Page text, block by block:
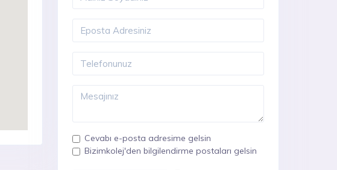
Cevabı e-posta adresime gelsin
Bizimkolej'den bilgilendirme postaları gelsin